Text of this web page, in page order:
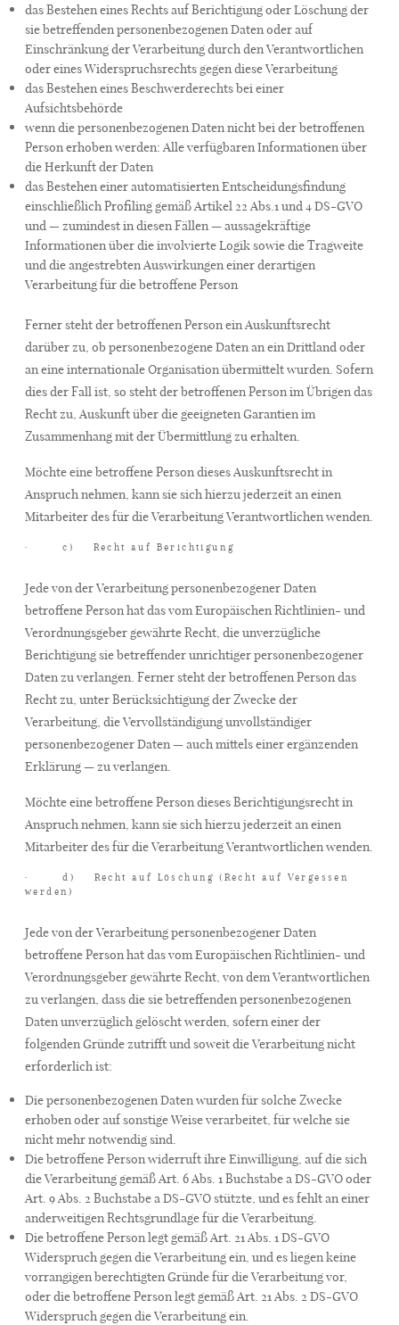
das Bestehen eines Rechts auf Berichtigung oder Löschung der
sie betreffenden personenbezogenen Daten oder auf
Einschränkung der Verarbeitung durch den Verantwortlichen
oder eines Widerspruchsrechts gegen diese Verarbeitung
das Bestehen eines Beschwerderechts bei einer
Aufsichtsbehörde
wenn die personenbezogenen Daten nicht bei der betroffenen
Person erhoben werden: Alle verfügbaren Informationen über
die Herkunft der Daten
das Bestehen einer automatisierten Entscheidungsfindung
einschließlich Profiling gemäß Artikel 22 Abs.1 und 4 DS-GVO
und — zumindest in diesen Fällen — aussagekräftige
Informationen über die involvierte Logik sowie die Tragweite
und die angestrebten Auswirkungen einer derartigen
Verarbeitung für die betroffene Person
Ferner steht der betroffenen Person ein Auskunftsrecht
darüber zu, ob personenbezogene Daten an ein Drittland oder
an eine internationale Organisation übermittelt wurden. Sofern
dies der Fall ist, so steht der betroffenen Person im Übrigen das
Recht zu, Auskunft über die geeigneten Garantien im
Zusammenhang mit der Übermittlung zu erhalten.
Möchte eine betroffene Person dieses Auskunftsrecht in
Anspruch nehmen, kann sie sich hierzu jederzeit an einen
Mitarbeiter des für die Verarbeitung Verantwortlichen wenden.
· c) Recht auf Berichtigung
Jede von der Verarbeitung personenbezogener Daten
betroffene Person hat das vom Europäischen Richtlinien- und
Verordnungsgeber gewährte Recht, die unverzügliche
Berichtigung sie betreffender unrichtiger personenbezogener
Daten zu verlangen. Ferner steht der betroffenen Person das
Recht zu, unter Berücksichtigung der Zwecke der
Verarbeitung, die Vervollständigung unvollständiger
personenbezogener Daten — auch mittels einer ergänzenden
Erklärung — zu verlangen.
Möchte eine betroffene Person dieses Berichtigungsrecht in
Anspruch nehmen, kann sie sich hierzu jederzeit an einen
Mitarbeiter des für die Verarbeitung Verantwortlichen wenden.
· d) Recht auf Löschung (Recht auf Vergessen
werden)
Jede von der Verarbeitung personenbezogener Daten
betroffene Person hat das vom Europäischen Richtlinien- und
Verordnungsgeber gewährte Recht, von dem Verantwortlichen
zu verlangen, dass die sie betreffenden personenbezogenen
Daten unverzüglich gelöscht werden, sofern einer der
folgenden Gründe zutrifft und soweit die Verarbeitung nicht
erforderlich ist:
Die personenbezogenen Daten wurden für solche Zwecke
erhoben oder auf sonstige Weise verarbeitet, für welche sie
nicht mehr notwendig sind.
Die betroffene Person widerruft ihre Einwilligung, auf die sich
die Verarbeitung gemäß Art. 6 Abs. 1 Buchstabe a DS-GVO oder
Art. 9 Abs. 2 Buchstabe a DS-GVO stützte, und es fehlt an einer
anderweitigen Rechtsgrundlage für die Verarbeitung.
Die betroffene Person legt gemäß Art. 21 Abs. 1 DS-GVO
Widerspruch gegen die Verarbeitung ein, und es liegen keine
vorrangigen berechtigten Gründe für die Verarbeitung vor,
oder die betroffene Person legt gemäß Art. 21 Abs. 2 DS-GVO
Widerspruch gegen die Verarbeitung ein.